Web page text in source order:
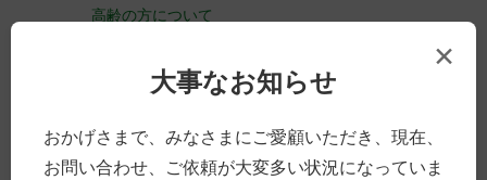
高齢の方について
働くこと、仕事
×
大事なお知らせ
おかげさまで、みなさまにご愛顧いただき、現在、
お問い合わせ、ご依頼が大変多い状況になっていま